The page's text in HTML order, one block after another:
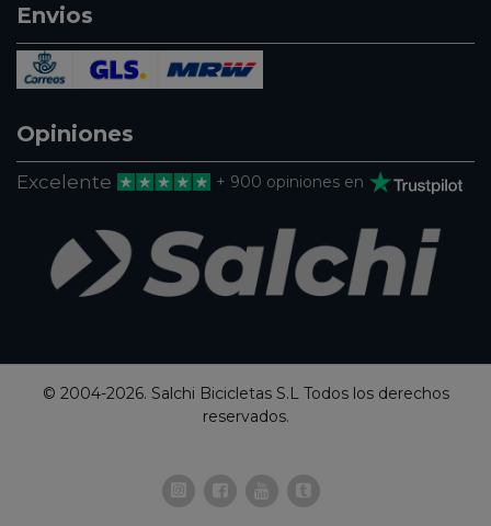
Envios
Opiniones
Excelente + 900 opiniones en
© 2004-2026. Salchi Bicicletas S.L Todos los derechos
reservados.